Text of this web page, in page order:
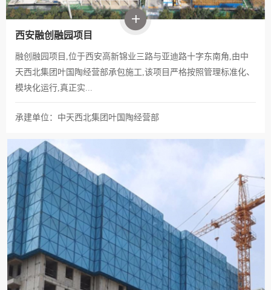
西安融创融园项目
融创融园项目,位于西安高新锦业三路与亚迪路十字东南角,由中
天西北集团叶国陶经营部承包施工,该项目严格按照管理标准化、
模块化运行,真正实...
承建单位：中天西北集团叶国陶经营部